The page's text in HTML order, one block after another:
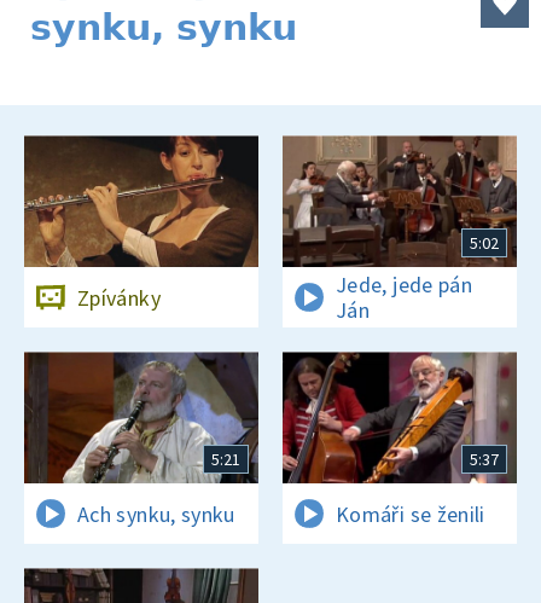
synku, synku
Zpívánky
5:02
Jede, jede pán
Ján
5:21
Ach synku, synku
5:37
Komáři se ženili